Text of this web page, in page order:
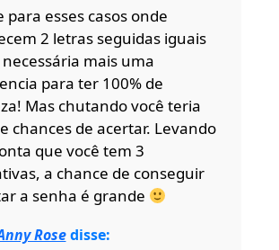
para esses casos onde
2 letras seguidas iguais
mais uma
para ter 100% de
Mas chutando você teria
chances de acertar. Levando
que você tem 3
a chance de conseguir
a senha é grande
Rose disse: